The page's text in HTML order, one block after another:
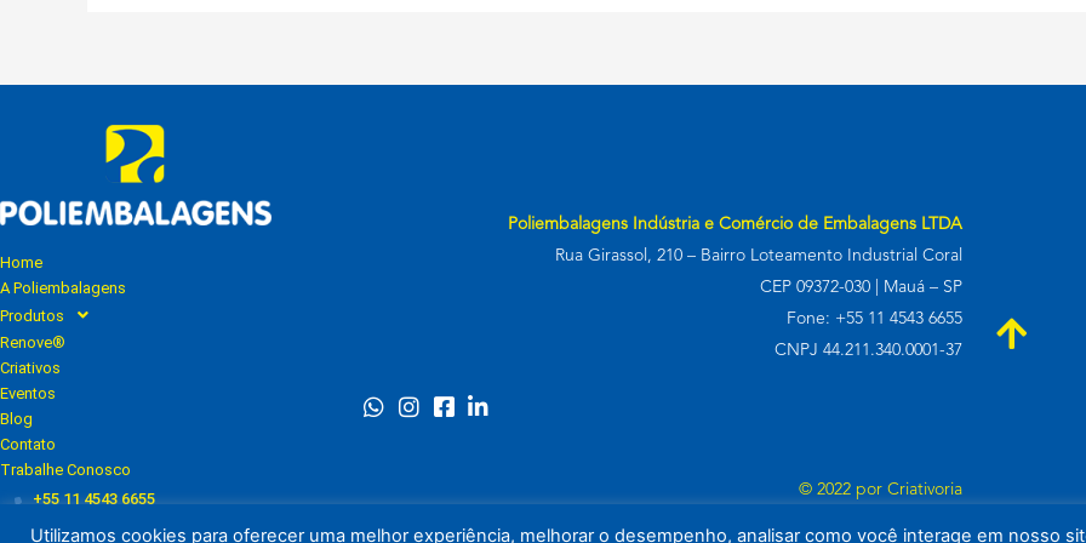
Home
A Poliembalagens
Produtos
Renove®
Criativos
Eventos
Blog
Contato
Trabalhe Conosco
+55 11 4543 6655
+55 11 95886 9551
Poliembalagens Indústria e Comércio de Embalagens LTDA
Rua Girassol, 210 – Bairro Loteamento Industrial Coral
CEP 09372-030 | Mauá – SP
Fone: +55 11 4543 6655
CNPJ 44.211.340.0001-37
© 2022 por Criativoria
Utilizamos cookies para oferecer uma melhor experiência, melhorar o desempenho, analisar como você interage em nosso